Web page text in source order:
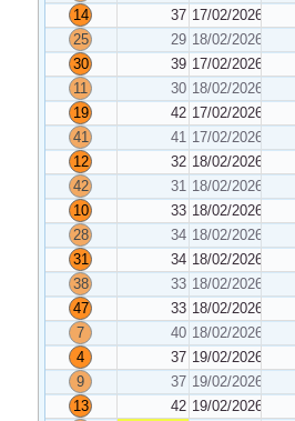
14
37 17/02/2026
25
29 18/02/2026
30
39 17/02/2026
11
30 18/02/2026
19
42 17/02/2026
41
41 17/02/2026
12
32 18/02/2026
42
31 18/02/2026
10
33 18/02/2026
28
34 18/02/2026
31
34 18/02/2026
38
33 18/02/2026
47
33 18/02/2026
7
40 18/02/2026
4
37 19/02/2026
9
37 19/02/2026
13
42 19/02/2026